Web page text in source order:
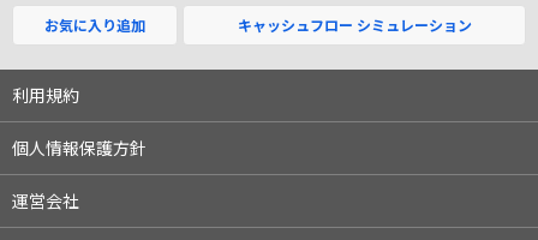
お気に入り追加 キャッシュフロー シミュレーション
利用規約
個人情報保護方針
運営会社